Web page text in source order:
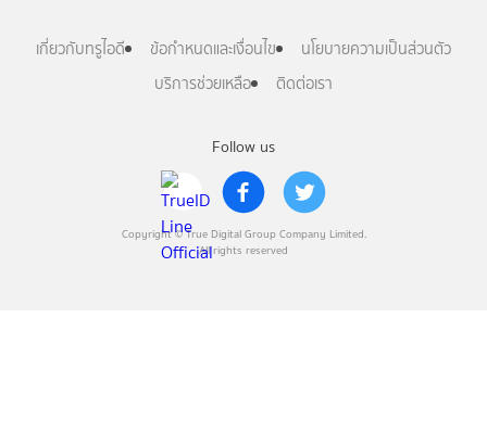
Follow us
Copyright © True Digital Group Company Limited.
All rights reserved
เกี่ยวกับทรูไอดี ข้อกำหนดและเงื่อนไข
นโยบายความเป็นส่วนตัว
บริการช่วยเหลือ
ติดต่อเรา